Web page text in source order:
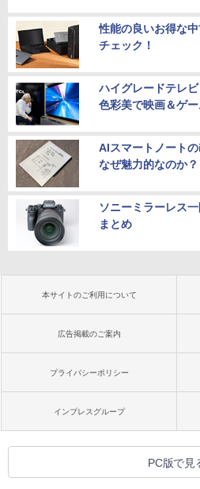
性能の良いお得な
チェック！
ハイグレードテレ
色彩美で映画＆ゲ
AIスマートノート
なぜ魅力的なのか？
ソニーミラーレス
まとめ
本サイトのご利用について
広告掲載のご案内
プライバシーポリシー
インプレスグループ
PC版で見